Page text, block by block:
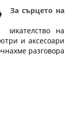
За сърцето на
на
и аксесоари
разговора